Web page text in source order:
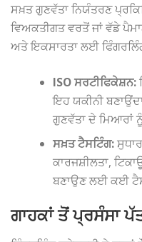
ਸਖ਼ਤ ਗੁਣਵੱਤਾ ਨਿਯੰਤਰਣ
ਵਿਅਕਤੀਗਤ ਵਰਤੋਂ ਜਾਂ ਵੱਡੇ
ਅਤੇ ਇਕਸਾਰਤਾ ਲਈ
ISO ਸਰਟੀਫਿਕੇਸ਼ਨ:
ਇਹ ਯਕੀਨੀ
ਗੁਣਵੱਤਾ ਦੇ ਮਿਆਰਾਂ
ਸਖ਼ਤ ਟੈਸਟਿੰਗ:
ਕਾਰਜਸ਼ੀਲਤਾ,
ਬਣਾਉਣ ਲਈ ਕਈ
ਗਾਹਕਾਂ ਤੋਂ ਪ੍ਰਸੰਸਾ